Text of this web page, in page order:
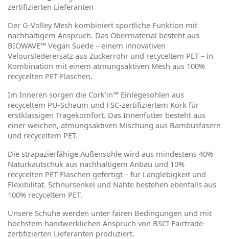
zertifizierten Lieferanten
Der G-Volley Mesh kombiniert sportliche Funktion mit
nachhaltigem Anspruch. Das Obermaterial besteht aus
BIOWAVE™ Vegan Suede – einem innovativen
Velourslederersatz aus Zuckerrohr und recyceltem PET – in
Kombination mit einem atmungsaktiven Mesh aus 100%
recycelten PET-Flaschen.
Im Inneren sorgen die Cork’in™ Einlegesohlen aus
recyceltem PU-Schaum und FSC-zertifiziertem Kork für
erstklassigen Tragekomfort. Das Innenfutter besteht aus
einer weichen, atmungsaktiven Mischung aus Bambusfasern
und recyceltem PET.
Die strapazierfähige Außensohle wird aus mindestens 40%
Naturkautschuk aus nachhaltigem Anbau und 10%
recycelten PET-Flaschen gefertigt – für Langlebigkeit und
Flexibilität. Schnürsenkel und Nähte bestehen ebenfalls aus
100% recyceltem PET.
Unsere Schuhe werden unter fairen Bedingungen und mit
höchstem handwerklichen Anspruch von BSCI Fairtrade-
zertifizierten Lieferanten produziert.